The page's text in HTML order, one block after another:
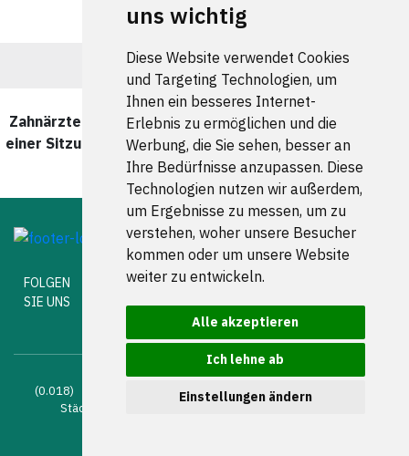
uns wichtig
Diese Website verwendet Cookies
und Targeting Technologien, um
Ihnen ein besseres Internet-
Erlebnis zu ermöglichen und die
Werbung, die Sie sehen, besser an
Ihre Bedürfnisse anzupassen. Diese
Technologien nutzen wir außerdem,
um Ergebnisse zu messen, um zu
verstehen, woher unsere Besucher
kommen oder um unsere Website
weiter zu entwickeln.
Alle akzeptieren
Ich lehne ab
Einstellungen ändern
Zahnärzte und Zahnärztinnen für CEREC - Zahnersatz in
einer Sitzung in Berlin Charlottenburg wurde zuletzt am
05 August 2026 aktualisiert.
FOLGEN
SIE UNS
(0.018) © 2004 - 2026 DEV AG |Zahnarztsuche|Zahnärzte in
Städten
AGB